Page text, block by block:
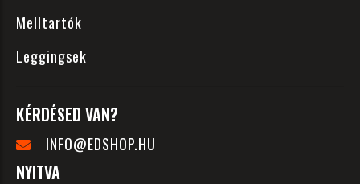
Melltartók
Leggingsek
KÉRDÉSED VAN?
INFO@EDSHOP.HU
NYITVA